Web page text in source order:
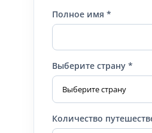
Полное имя *
Выберите страну *
Количество